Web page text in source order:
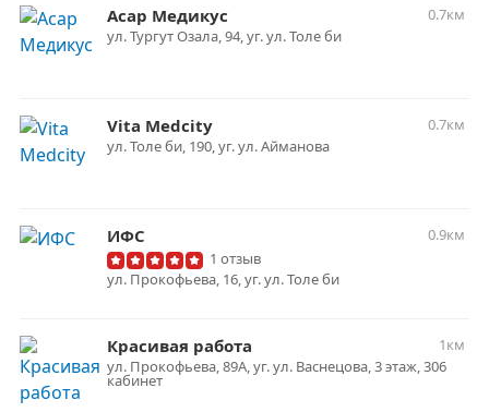
Асар Медикус
0.7км
ул. Тургут Озала, 94, уг. ул. Толе би
Vita Medcity
0.7км
ул. Толе би, 190, уг. ул. Айманова
ИФС
0.9км
1 отзыв
ул. Прокофьева, 16, уг. ул. Толе би
Красивая работа
1км
ул. Прокофьева, 89А, уг. ул. Васнецова, 3 этаж, 306
кабинет